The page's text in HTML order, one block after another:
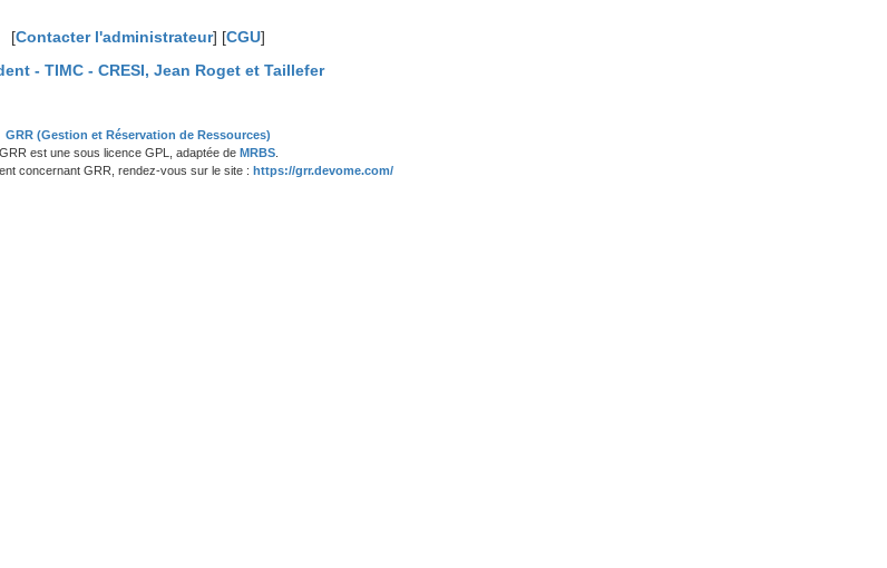
[Contacter l'administrateur] [CGU]
- TIMC - CRESI, Jean Roget et Taillefer
GRR (Gestion et Réservation de Ressources)
GRR est une sous licence GPL, adaptée de MRBS.
concernant GRR, rendez-vous sur le site : https://grr.devome.com/